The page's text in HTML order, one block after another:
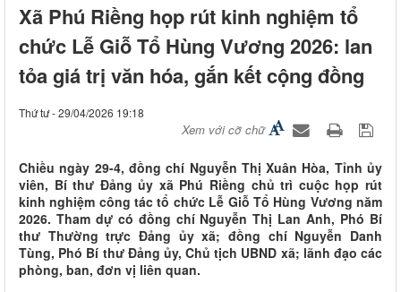
Xã Phú Riềng họp rút kinh nghiệm tổ
chức Lễ Giỗ Tổ Hùng Vương 2026: lan
tỏa giá trị văn hóa, gắn kết cộng đồng
Thứ tư - 29/04/2026 19:18
Xem với cỡ chữ
Chiều ngày 29-4, đồng chí Nguyễn Thị Xuân Hòa, Tỉnh ủy
viên, Bí thư Đảng ủy xã Phú Riềng chủ trì cuộc họp rút
kinh nghiệm công tác tổ chức Lễ Giỗ Tổ Hùng Vương năm
2026. Tham dự có đồng chí Nguyễn Thị Lan Anh, Phó Bí
thư Thường trực Đảng ủy xã; đồng chí Nguyễn Danh
Tùng, Phó Bí thư Đảng ủy, Chủ tịch UBND xã; lãnh đạo các
phòng, ban, đơn vị liên quan.